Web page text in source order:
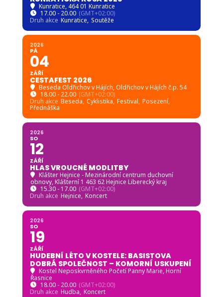
Kunratice, 464 01 Kunratice
17.00 - 20.00 (GMT+02:00)
Druh akce Kunratice, Soutěže
2026
PÁ
04
ZÁŘÍ
CESTAFEST 2026
Beseda Oldřichov v Hájích, Oldřichov v Hájích č.p. 54
18.00 - 22.00 (GMT+02:00)
Druh akce Beseda, Cyklistika, Festival, Posezení,
Přednáška
2026
SO
12
ZÁŘÍ
HLAS VROUCNÉ MODLITBY
Klášter Hejnice - Mezinárodní centrum duchovní
obnovy, Klášterní 1 463 62 Hejnice Liberecký kraj
15.30 - 17.00 (GMT+02:00)
Druh akce Hejnice, Koncert
2026
SO
19
ZÁŘÍ
HUDEBNÍ LÉTO V KOSTELE: BASISTOVA
DOBRÁ SPOLEČNOST – KOMORNÍ USKUPENÍ
Kostel Neposkvrněného Početí Panny Marie, Horní
Řasnice
18.00 - 20.00 (GMT+02:00)
Druh akce Hudba, Koncert